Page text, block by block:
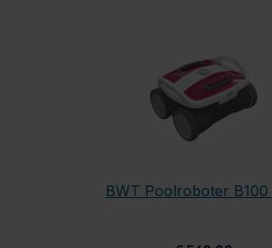
BWT Poolroboter B100